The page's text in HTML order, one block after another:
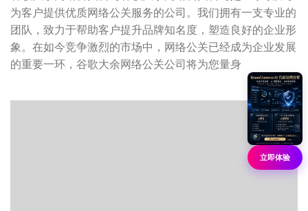
为客户提供优质网络公关服务的公司。我们拥有一支专业的
团队，致力于帮助客户提升品牌知名度，塑造良好的企业形
象。在如今竞争激烈的市场中，网络公关已经成为企业发展
的重要一环，谷歌大余网络公关公司将为您量身
0
立即体验